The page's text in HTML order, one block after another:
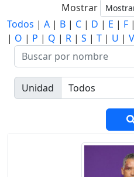
Mostrar
Todos | A | B | C | D | E | F |
| O | P | Q | R | S | T | U | V
Unidad